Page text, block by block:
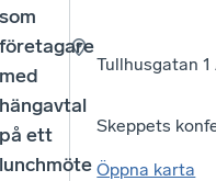
Tullhusgatan
Skeppets
Öppna karta
som
företagare
med
hängavtal
på ett
lunchmöte